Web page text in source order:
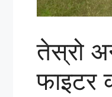
तेस्रो
फाइटर